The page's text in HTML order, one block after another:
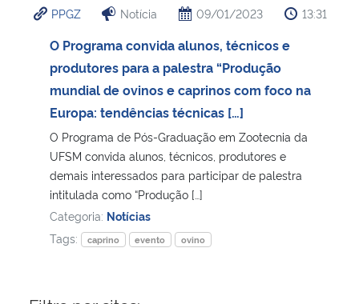
Ministério da Cidadania
Ministério da Saúde
Ministério de Minas e Energia
Ministério da Ciência, Tecnologia, Inovações e Comunicações
Ministério do Meio Ambiente
Ministério do Turismo
PPGZ Notícia 09/01/2023 13:31
O Programa convida alunos, técnicos e
produtores para a palestra “Produção
mundial de ovinos e caprinos com foco na
Europa: tendências técnicas […]
O Programa de Pós-Graduação em Zootecnia da
UFSM convida alunos, técnicos, produtores e
demais interessados para participar de palestra
intitulada como “Produção […]
Categoria: Notícias
Tags:
caprino evento ovino